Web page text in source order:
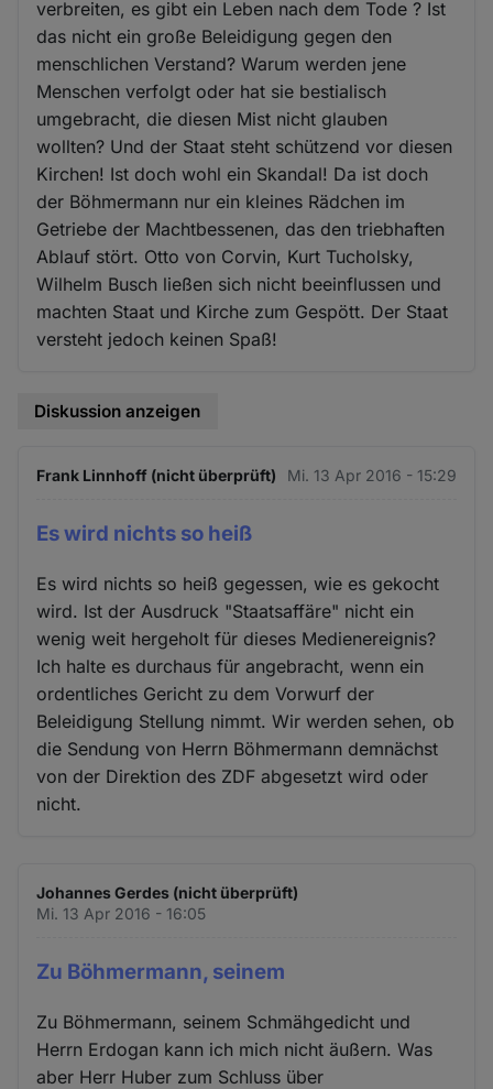
verbreiten, es gibt ein Leben nach dem Tode ? Ist
das nicht ein große Beleidigung gegen den
menschlichen Verstand? Warum werden jene
Menschen verfolgt oder hat sie bestialisch
umgebracht, die diesen Mist nicht glauben
wollten? Und der Staat steht schützend vor diesen
Kirchen! Ist doch wohl ein Skandal! Da ist doch
der Böhmermann nur ein kleines Rädchen im
Getriebe der Machtbessenen, das den triebhaften
Ablauf stört. Otto von Corvin, Kurt Tucholsky,
Wilhelm Busch ließen sich nicht beeinflussen und
machten Staat und Kirche zum Gespött. Der Staat
versteht jedoch keinen Spaß!
Diskussion anzeigen
Frank Linnhoff (nicht überprüft) Mi. 13 Apr 2016 - 15:29
Es wird nichts so heiß
Es wird nichts so heiß gegessen, wie es gekocht
wird. Ist der Ausdruck "Staatsaffäre" nicht ein
wenig weit hergeholt für dieses Medienereignis?
Ich halte es durchaus für angebracht, wenn ein
ordentliches Gericht zu dem Vorwurf der
Beleidigung Stellung nimmt. Wir werden sehen, ob
die Sendung von Herrn Böhmermann demnächst
von der Direktion des ZDF abgesetzt wird oder
nicht.
Johannes Gerdes (nicht überprüft)
Mi. 13 Apr 2016 - 16:05
Zu Böhmermann, seinem
Zu Böhmermann, seinem Schmähgedicht und
Herrn Erdogan kann ich mich nicht äußern. Was
aber Herr Huber zum Schluss über